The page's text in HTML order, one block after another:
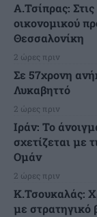
Α.Τσίπρας:
οικονομικού
Θεσσαλονίκη
2 ώρες πριν
Σε 57χρονη
Λυκαβηττό
2 ώρες πριν
Ιράν: Το
σχετίζεται με
Ομάν
2 ώρες πριν
Κ.Τσουκαλάς:
με στρατηγικό